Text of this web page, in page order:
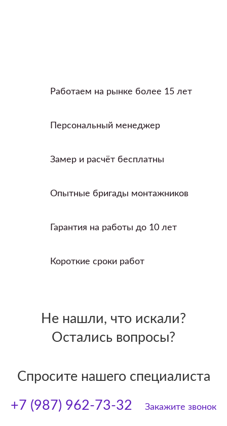
Работаем на рынке более 15 лет
Персональный менеджер
Замер и расчёт бесплатны
Опытные бригады монтажников
Гарантия на работы до 10 лет
Короткие сроки работ
Не нашли, что искали?
Остались вопросы?
Спросите нашего специалиста
+7 (987) 962-73-32 Закажите звонок